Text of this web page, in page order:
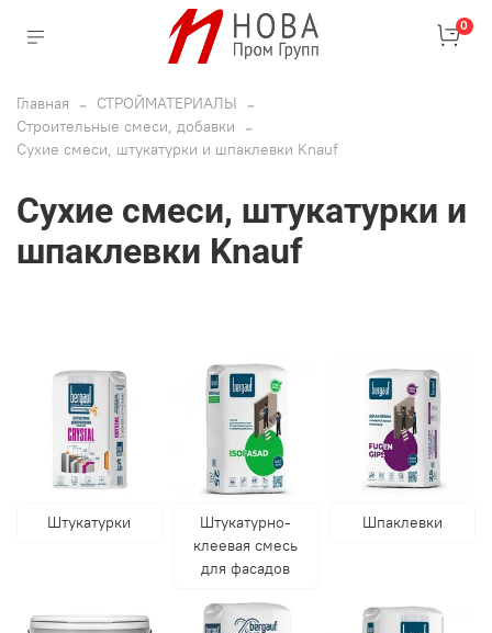
0
Главная
СТРОЙМАТЕРИАЛЫ
Строительные смеси, добавки
Сухие смеси, штукатурки и шпаклевки Knauf
Сухие смеси, штукатурки и
шпаклевки Knauf
Штукатурки
Штукатурно-
клеевая смесь
для фасадов
Шпаклевки